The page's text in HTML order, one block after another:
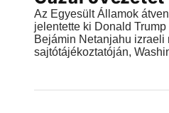
Az Egyesült Államok
jelentette ki Donald
Bejámin Netanjahu izraeli
sajtótájékoztatóján,